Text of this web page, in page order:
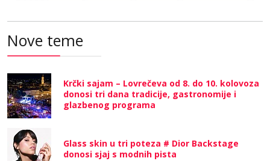
Nove teme
Krčki sajam – Lovrečeva od 8. do 10. kolovoza
donosi tri dana tradicije, gastronomije i
glazbenog programa
Glass skin u tri poteza # Dior Backstage
donosi sjaj s modnih pista